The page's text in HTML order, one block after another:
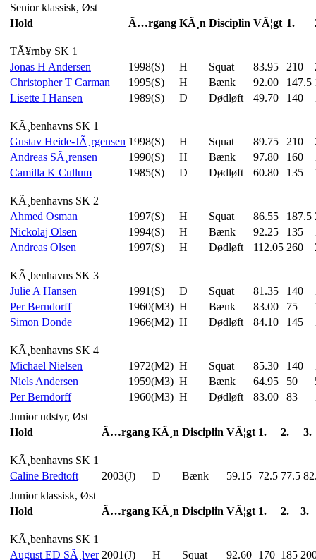
Senior klassisk, Øst
Hold
Ã…rgang KÃ¸n Disciplin VÃ¦gt 1.
TÃ¥rnby SK 1
Jonas H Andersen
1998(S) H Squat 83.95 210
Christopher T Carman
1995(S) H Bænk 92.00 147.5
Lisette I Hansen
1989(S) D Dødløft 49.70 140
KÃ¸benhavns SK 1
Gustav Heide-JÃ¸rgensen 1998(S) H Squat 89.75 210
Andreas SÃ¸rensen
1990(S) H Bænk 97.80 160
Camilla K Cullum
1985(S) D Dødløft 60.80 135
KÃ¸benhavns SK 2
Ahmed Osman
1997(S) H Squat 86.55 187.5
Nickolaj Olsen
1994(S) H Bænk 92.25 135
Andreas Olsen
1997(S) H Dødløft 112.05 260
KÃ¸benhavns SK 3
Julie A Hansen
1991(S) D Squat 81.35 140
Per Berndorff
1960(M3) H Bænk 83.00 75
Simon Donde
1966(M2) H Dødløft 84.10 145
KÃ¸benhavns SK 4
Michael Nielsen
1972(M2) H Squat 85.30 140
Niels Andersen
1959(M3) H Bænk 64.95 50
Per Berndorff
1960(M3) H Dødløft 83.00 83
Junior udstyr, Øst
Hold
Ã…rgang KÃ¸n Disciplin VÃ¦gt 1. 2. 3.
KÃ¸benhavns SK 1
Caline Bredtoft
2003(J) D Bænk 59.15 72.5 77.5
Junior klassisk, Øst
Hold
Ã…rgang KÃ¸n Disciplin VÃ¦gt 1. 2. 3.
KÃ¸benhavns SK 1
August ED SÃ¸lver 2001(J) H Squat 92.60 170 185